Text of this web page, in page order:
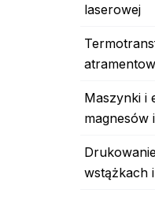
laserowej
Maszynki i
magnesów
wstążkach